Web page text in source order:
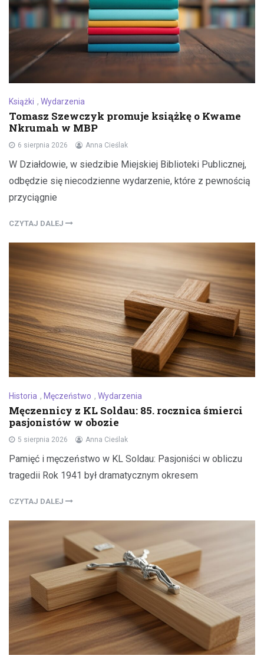
Książki , Wydarzenia
Tomasz Szewczyk promuje książkę o Kwame
Nkrumah w MBP
6 sierpnia 2026 Anna Cieślak
W Działdowie, w siedzibie Miejskiej Biblioteki Publicznej,
odbędzie się niecodzienne wydarzenie, które z pewnością
przyciągnie
CZYTAJ DALEJ
Historia , Męczeństwo , Wydarzenia
Męczennicy z KL Soldau: 85. rocznica śmierci
pasjonistów w obozie
5 sierpnia 2026 Anna Cieślak
Pamięć i męczeństwo w KL Soldau: Pasjoniści w obliczu
tragedii Rok 1941 był dramatycznym okresem
CZYTAJ DALEJ